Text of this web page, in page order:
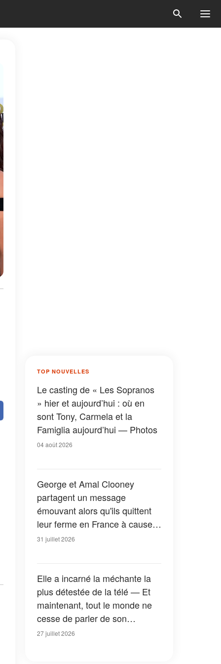
TOP NOUVELLES
Le casting de « Les Sopranos
» hier et aujourd’hui : où en
sont Tony, Carmela et la
Famiglia aujourd’hui — Photos
04 août 2026
George et Amal Clooney
partagent un message
émouvant alors qu'ils quittent
leur ferme en France à cause
des feux de forêt — Tous les
31 juillet 2026
Elle a incarné la méchante la
plus détestée de la télé — Et
maintenant, tout le monde ne
cesse de parler de son
apparition dans la nouvelle
27 juillet 2026